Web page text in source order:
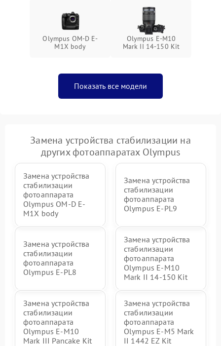
Olympus OM-D E-
M1X body
Olympus E‑M10
Mark II 14-150 Kit
Показать все модели
Замена устройства стабилизации на
других фотоаппаратах Olympus
Замена устройства
стабилизации
фотоаппарата
Olympus OM-D E-
M1X body
Замена устройства
стабилизации
фотоаппарата
Olympus E‑PL9
Замена устройства
стабилизации
фотоаппарата
Olympus E-PL8
Замена устройства
стабилизации
фотоаппарата
Olympus E‑M10
Mark II 14-150 Kit
Замена устройства
стабилизации
фотоаппарата
Olympus E-M10
Mark III Pancake Kit
Замена устройства
стабилизации
фотоаппарата
Olympus E‑M5 Mark
II 1442 EZ Kit